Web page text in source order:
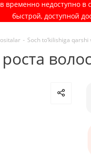
недоступно
быстрой, доступной
- Soch to‘kilishiga